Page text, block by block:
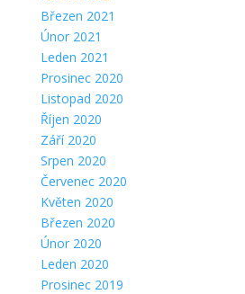
Březen 2021
Únor 2021
Leden 2021
Prosinec 2020
Listopad 2020
Říjen 2020
Září 2020
Srpen 2020
Červenec 2020
Květen 2020
Březen 2020
Únor 2020
Leden 2020
Prosinec 2019